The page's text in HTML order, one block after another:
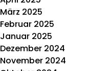
März 2025
Februar 2025
Januar 2025
Dezember 2024
November 2024